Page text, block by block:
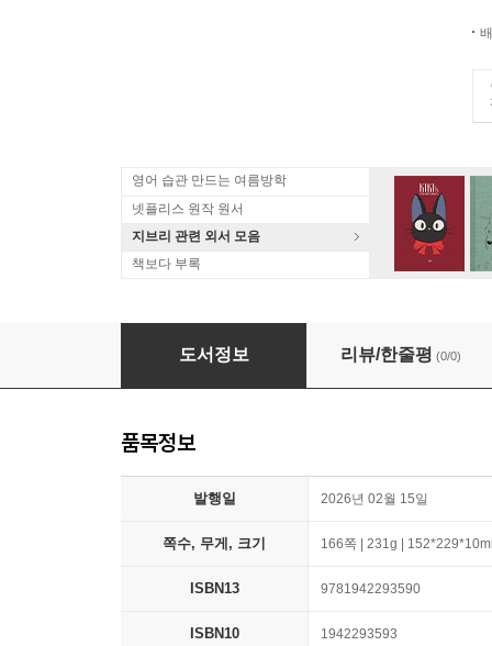
영어 습관 만드는 여름방학
넷플리스 원작 원서
지브리 관련 외서 모음
책보다 부록
SAVEZNICI ČOVJEČANSTVA KNJIGA
도서정보 리뷰/한줄평 (0/0)
품목정보
발행일 2026년 02월 15일
쪽수, 무게, 크기 166쪽 | 231g |
ISBN13 9781942293590
ISBN10 1942293593